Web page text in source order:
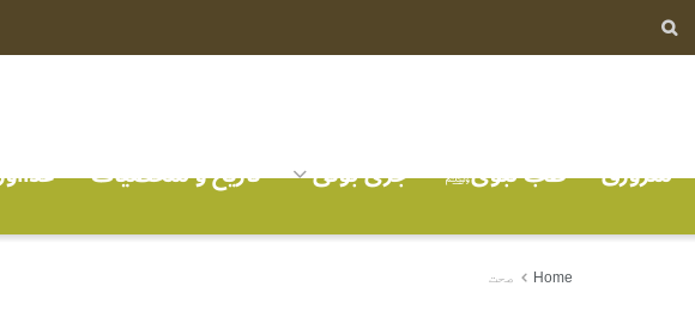
سرورق طب نبویﷺ جڑی بوٹی تاریخ و شخصیات
Home صحت